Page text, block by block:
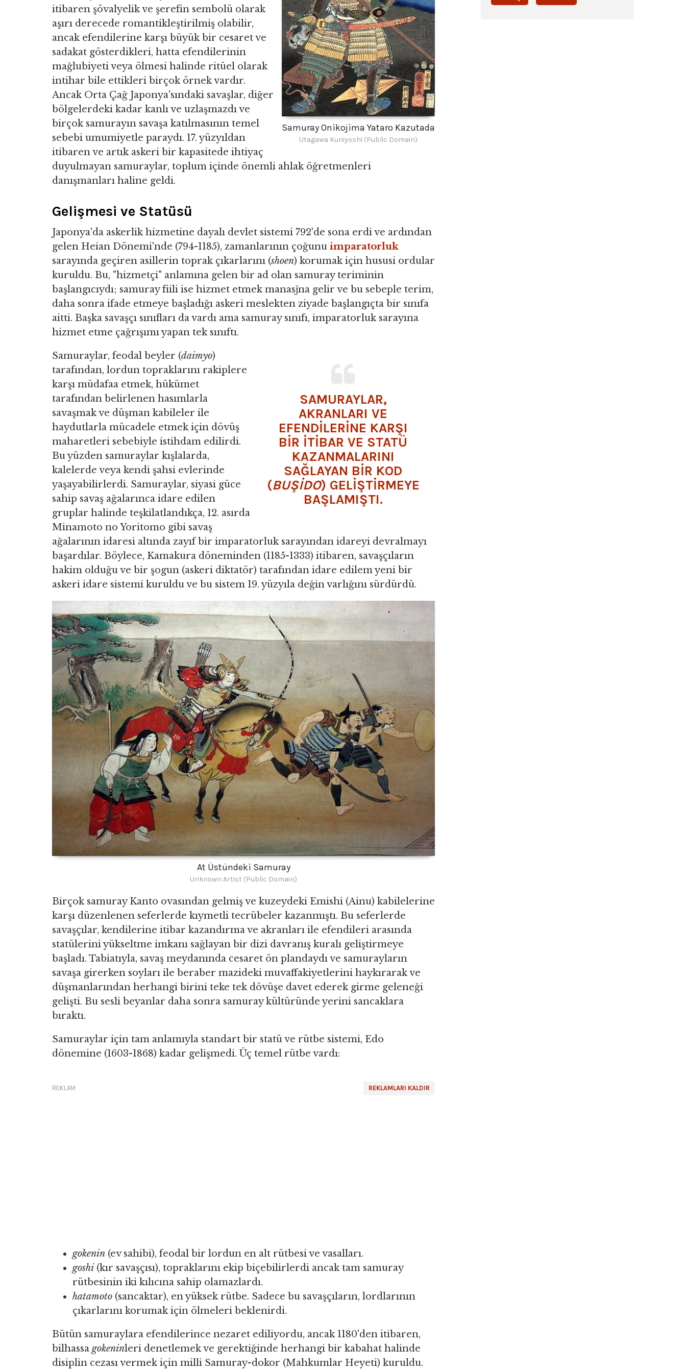
Samuray Onikojima Yataro Kazutada
Utagawa Kuniyoshi (Public Domain)
itibaren şövalyelik ve şerefin sembolü olarak
aşırı derecede romantikleştirilmiş olabilir,
ancak efendilerine karşı büyük bir cesaret ve
sadakat gösterdikleri, hatta efendilerinin
mağlubiyeti veya ölmesi halinde ritüel olarak
intihar bile ettikleri birçok örnek vardır.
Ancak Orta Çağ Japonya'sındaki savaşlar, diğer
bölgelerdeki kadar kanlı ve uzlaşmazdı ve
birçok samurayın savaşa katılmasının temel
sebebi umumiyetle paraydı. 17. yüzyıldan
itibaren ve artık askeri bir kapasitede ihtiyaç
duyulmayan samuraylar, toplum içinde önemli ahlak öğretmenleri
danışmanları haline geldi.
Gelişmesi ve Statüsü
Japonya'da askerlik hizmetine dayalı devlet sistemi 792'de sona erdi ve ardından
gelen Heian Dönemi'nde (794-1185), zamanlarının çoğunu imparatorluk
sarayında geçiren asillerin toprak çıkarlarını (shoen) korumak için hususi ordular
kuruldu. Bu, "hizmetçi" anlamına gelen bir ad olan samuray teriminin
başlangıcıydı; samuray fiili ise hizmet etmek manasǰna gelir ve bu sebeple terim,
daha sonra ifade etmeye başladığı askeri meslekten ziyade başlangıçta bir sınıfa
aitti. Başka savaşçı sınıfları da vardı ama samuray sınıfı, imparatorluk sarayına
hizmet etme çağrışımı yapan tek sınıftı.
SAMURAYLAR,
AKRANLARI VE
EFENDİLERİNE KARŞI
BİR İTİBAR VE STATÜ
KAZANMALARINI
SAĞLAYAN BİR KOD
(BUŞİDO) GELİŞTİRMEYE
BAŞLAMIŞTI.
Samuraylar, feodal beyler (daimyo)
tarafından, lordun topraklarını rakiplere
karşı müdafaa etmek, hükümet
tarafından belirlenen hasımlarla
savaşmak ve düşman kabileler ile
haydutlarla mücadele etmek için dövüş
maharetleri sebebiyle istihdam edilirdi.
Bu yüzden samuraylar kışlalarda,
kalelerde veya kendi şahsi evlerinde
yaşayabilirlerdi. Samuraylar, siyasi güce
sahip savaş ağalarınca idare edilen
gruplar halinde teşkilatlandıkça, 12. asırda
Minamoto no Yoritomo gibi savaş
ağalarının idaresi altında zayıf bir imparatorluk sarayından idareyi devralmayı
başardılar. Böylece, Kamakura döneminden (1185-1333) itibaren, savaşçıların
hakim olduğu ve bir şogun (askeri diktatör) tarafından idare edilem yeni bir
askeri idare sistemi kuruldu ve bu sistem 19. yüzyıla değin varlığını sürdürdü.
At Üstündeki Samuray
Unknown Artist (Public Domain)
Birçok samuray Kanto ovasından gelmiş ve kuzeydeki Emishi (Ainu) kabilelerine
karşı düzenlenen seferlerde kıymetli tecrübeler kazanmıştı. Bu seferlerde
savaşçılar, kendilerine itibar kazandırma ve akranları ile efendileri arasında
statülerini yükseltme imkanı sağlayan bir dizi davranış kuralı geliştirmeye
başladı. Tabiatıyla, savaş meydanında cesaret ön plandaydı ve samurayların
savaşa girerken soyları ile beraber mazideki muvaffakiyetlerini haykırarak ve
düşmanlarından herhangi birini teke tek dövüşe davet ederek girme geleneği
gelişti. Bu sesli beyanlar daha sonra samuray kültüründe yerini sancaklara
bıraktı.
Samuraylar için tam anlamıyla standart bir statü ve rütbe sistemi, Edo
dönemine (1603-1868) kadar gelişmedi. Üç temel rütbe vardı:
REKLAMLARI KALDIR
REKLAM
gokenin (ev sahibi), feodal bir lordun en alt rütbesi ve vasalları.
goshi(kır savaşçısı), topraklarını ekip biçebilirlerdi ancak tam samuray
rütbesinin iki kılıcına sahip olamazlardı.
hatamoto (sancaktar), en yüksek rütbe. Sadece bu savaşçıların, lordlarının
çıkarlarını korumak için ölmeleri beklenirdi.
Bütün samuraylara efendilerince nezaret ediliyordu, ancak 1180'den itibaren,
bilhassa gokeninleri denetlemek ve gerektiğinde herhangi bir kabahat halinde
disiplin cezası vermek için milli Samuray-dokor (Mahkumlar Heyeti) kuruldu.